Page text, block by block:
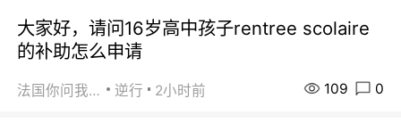
大家好，请问16岁高中孩子rentree scolaire
的补助怎么申请
法国你问我答 逆行 2小时前 109 0